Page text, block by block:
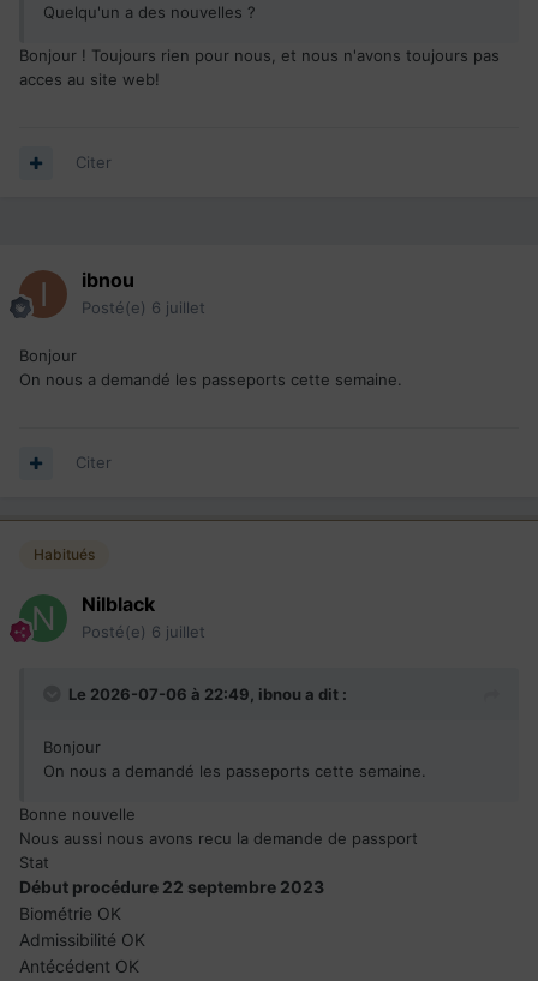
Quelqu'un a des nouvelles ?
Bonjour ! Toujours rien pour nous, et nous n'avons toujours pas
acces au site web!
Citer
ibnou
Posté(e) 6 juillet
Bonjour
On nous a demandé les passeports cette semaine.
Citer
Habitués
Nilblack
Posté(e) 6 juillet
Le 2026-07-06 à 22:49, ibnou a dit :
Bonjour
On nous a demandé les passeports cette semaine.
Bonne nouvelle
Nous aussi nous avons recu la demande de passport
Stat
Début procédure 22 septembre 2023
Biométrie OK
Admissibilité OK
Antécédent OK